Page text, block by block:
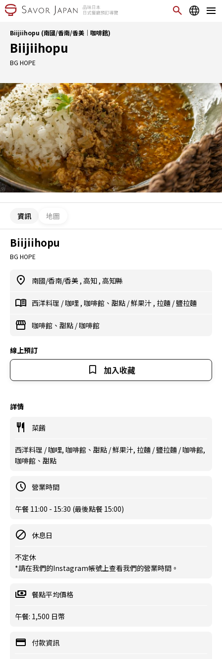
Biijiihopu (南國/香南/香美｜咖啡館)
Biijiihopu
BG HOPE
資訊 地圖
Biijiihopu
BG HOPE
南國/香南/香美 , 高知 , 高知縣
西洋料理 /咖哩 , 咖啡館、甜點 /鮮果汁 , 拉麵 /鹽拉麵
咖啡館、甜點 /咖啡館
線上預訂
加入收藏
詳情
菜餚
西洋料理 / 咖哩, 咖啡館、甜點 / 鮮果汁, 拉麵 / 鹽拉麵 / 咖啡館,
咖啡館、甜點
營業時間
午餐 11:00 - 15:30 (最後點餐 15:00)
休息日
不定休
*請在我們的Instagram帳號上查看我們的營業時間。
餐點平均價格
午餐: 1,500 日幣
付款資訊